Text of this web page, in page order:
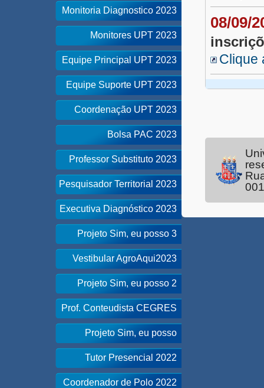
Monitoria Diagnostico 2023
Monitores UPT 2023
Equipe Principal UPT 2023
Equipe Suporte UPT 2023
Coordenação UPT 2023
Bolsa PAC 2023
Professor Substituto 2023
Pesquisador Territorial 2023
Executiva Diagnóstico 2023
Projeto Sim, eu posso 3
Vestibular AgroAqui2023
Projeto Sim, eu posso 2
Prof. Conteudista CEGRES
Projeto Sim, eu posso
Tutor Presencial 2022
Coordenador de Polo 2022
08/09/
Clique
001